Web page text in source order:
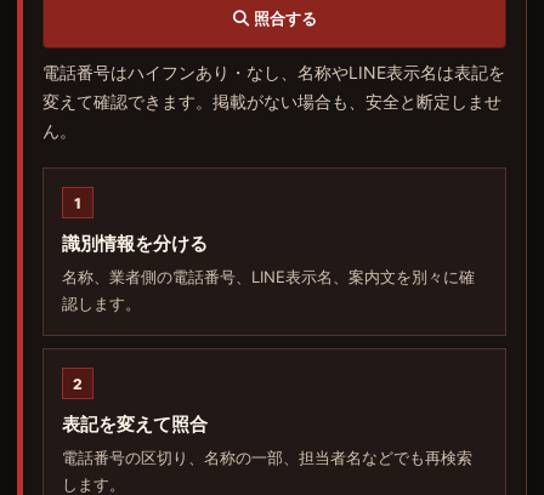
話
番
号、
LINE
名
で
照合する
電話番号はハイフンあり・なし、名称やLINE表示名は表記を
変えて確認できます。掲載がない場合も、安全と断定しませ
ん。
1
識別情報を分ける
名称、業者側の電話番号、LINE表示名、案内文を別々に確
認します。
2
表記を変えて照合
電話番号の区切り、名称の一部、担当者名などでも再検索
します。